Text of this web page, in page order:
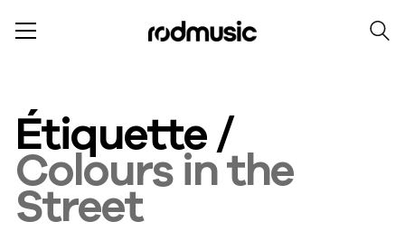
Étiquette /
Colours in the
Street